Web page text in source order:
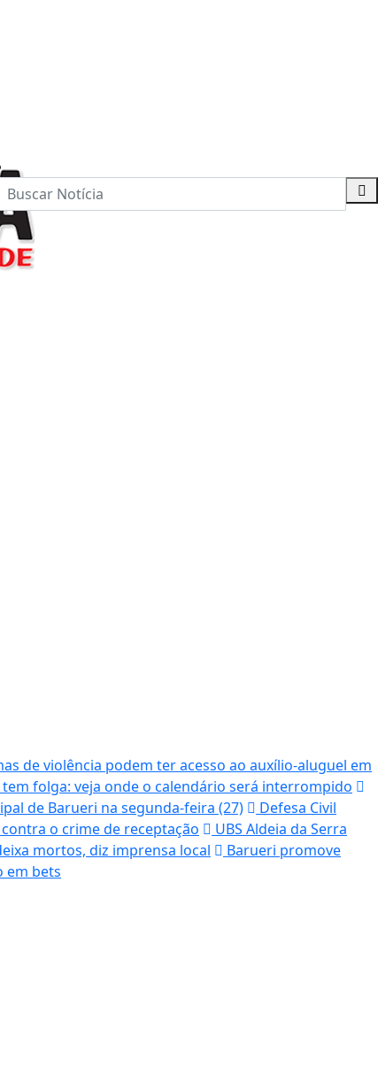
de violência podem ter acesso ao auxílio-aluguel em
folga: veja onde o calendário será interrompido
de Barueri na segunda-feira (27)
Defesa Civil
o crime de receptação
UBS Aldeia da Serra
mortos, diz imprensa local
Barueri promove
em bets